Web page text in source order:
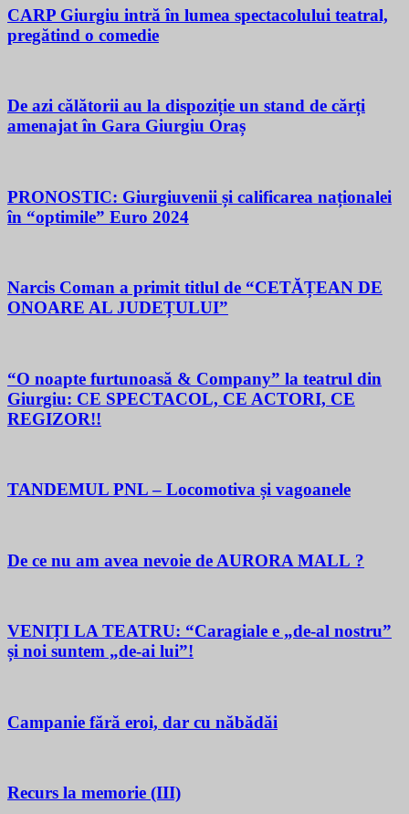
CARP Giurgiu intră în lumea spectacolului teatral,
pregătind o comedie
De azi călătorii au la dispoziție un stand de cărți
amenajat în Gara Giurgiu Oraș
PRONOSTIC: Giurgiuvenii și calificarea naționalei
în “optimile” Euro 2024
Narcis Coman a primit titlul de “CETĂȚEAN DE
ONOARE AL JUDEȚULUI”
“O noapte furtunoasă & Company” la teatrul din
Giurgiu: CE SPECTACOL, CE ACTORI, CE
REGIZOR!!
TANDEMUL PNL – Locomotiva și vagoanele
De ce nu am avea nevoie de AURORA MALL ?
VENIȚI LA TEATRU: “Caragiale e „de-al nostru”
și noi suntem „de-ai lui”!
Campanie fără eroi, dar cu năbădăi
Recurs la memorie (III)